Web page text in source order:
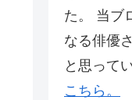
た。 当ブ
なる俳優
と思って
こちら。